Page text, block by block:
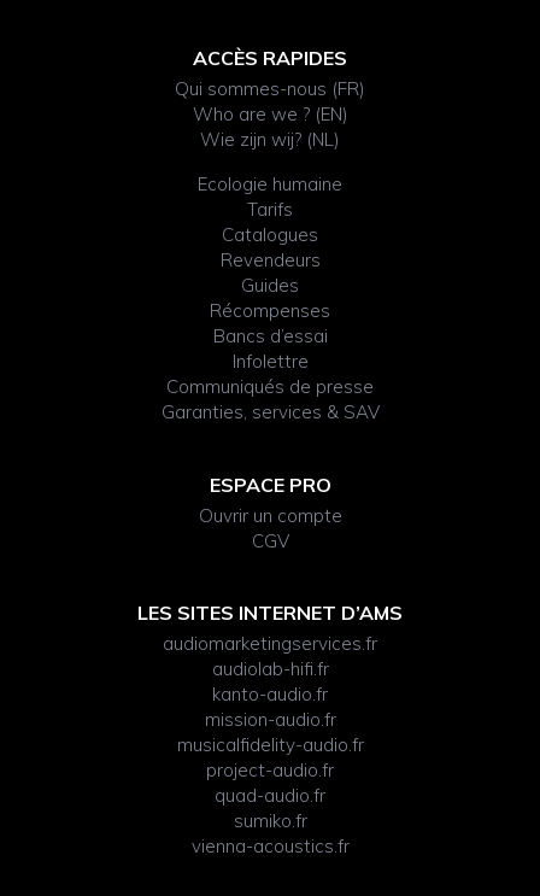
ACCÈS RAPIDES
Qui sommes-nous (FR)
Who are we ? (EN)
Wie zijn wij? (NL)
Ecologie humaine
Tarifs
Catalogues
Revendeurs
Guides
Récompenses
Bancs d’essai
Infolettre
Communiqués de presse
Garanties, services & SAV
ESPACE PRO
Ouvrir un compte
CGV
LES SITES INTERNET D’AMS
audiomarketingservices.fr
audiolab-hifi.fr
kanto-audio.fr
mission-audio.fr
musicalfidelity-audio.fr
project-audio.fr
quad-audio.fr
sumiko.fr
vienna-acoustics.fr